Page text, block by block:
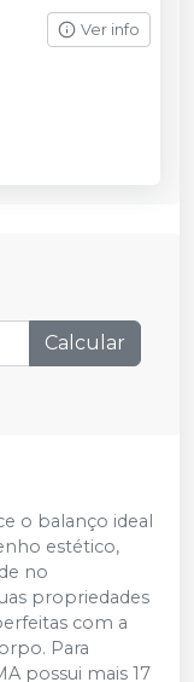
Ver info
Calcular
o balanço ideal
estético,
no
propriedades
com a
Para
possui mais 17